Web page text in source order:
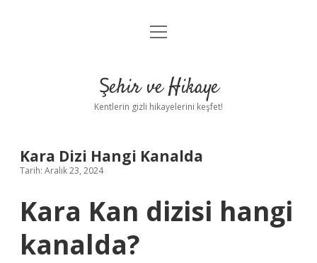
Anasayfa
Yasal Uyarı
menüyü
Şehir ve Hikaye
Kentlerin gizli hikayelerini keşfet!
Kara Dizi Hangi Kanalda
Tarih: Aralık 23, 2024
Kara Kan dizisi hangi
kanalda?